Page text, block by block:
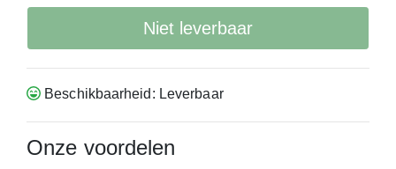
Niet leverbaar
Beschikbaarheid: Leverbaar
Onze voordelen